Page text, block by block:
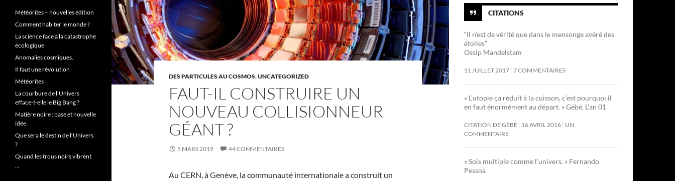
DES PARTICULES AU COSMOS,UNCATEGORIZED
FAUT-IL CONSTRUIRE UN
NOUVEAU COLLISIONNEUR
GÉANT ?
5 MARS 2019 44 COMMENTAIRES
Au CERN, à Genève, la communauté internationale a construit un
CITATIONS
“Il n’est de vérité que dans le mensonge avéré des
étoiles”
Ossip Mandelstam
11 JUILLET 2017 7 COMMENTAIRES
« L’utopie ça réduit à la cuisson, c’est pourquoi il
en faut énormément au départ. » Gébé, L’an 01
CITATION DE GÉBÉ 16 AVRIL 2016 UN
COMMENTAIRE
« Sois multiple comme l’univers. » Fernando
Pessoa
Météorites – nouvelles édition
Comment habiter le monde ?
La science face à la catastrophe
écologique
Anomalies cosmiques.
Il faut une révolution
Météorites
La courbure de l’Univers
efface-t-elle le Big Bang ?
Matière noire : base et nouvelle
idée
Que sera le destin de l’Univers
?
Quand les trous noirs vibrent
…